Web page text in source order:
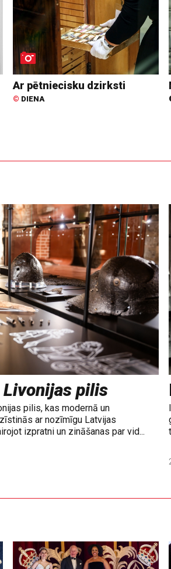
Ar pētniecisku dzirksti
© DIENA
Livonijas pilis
pilis, kas modernā un
ar nozīmīgu Latvijas
izpratni un zināšanas par vid...